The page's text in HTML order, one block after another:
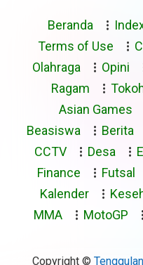
Beranda
Terms of Use
Olahraga
Opini
Ragam
Asian Games
Beasiswa
Berita
CCTV
Desa
Finance
Futsal
Kalender
MMA
MotoGP
Copyright ©